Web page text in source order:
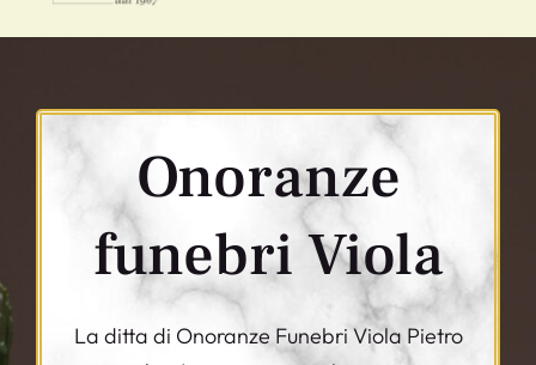
Onoranze
funebri Viola
La ditta di Onoranze Funebri Viola Pietro